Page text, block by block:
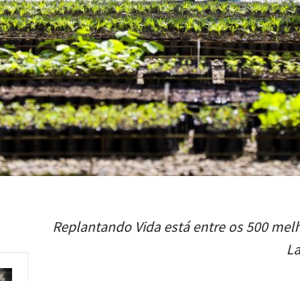
Replantando Vida está entre os 500